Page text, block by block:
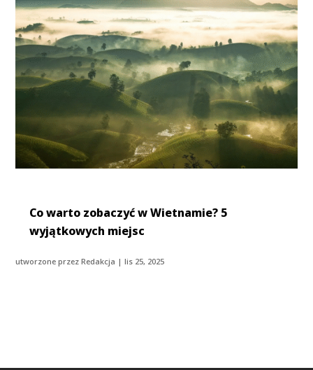
Co warto zobaczyć w Wietnamie? 5
wyjątkowych miejsc
utworzone przezRedakcja |lis 25, 2025